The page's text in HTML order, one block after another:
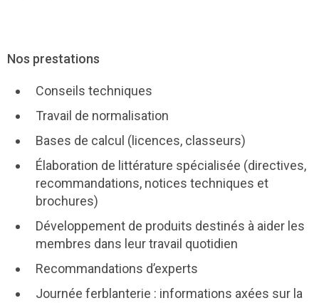
Nos prestations
Conseils techniques
Travail de normalisation
Bases de calcul (licences, classeurs)
Élaboration de littérature spécialisée (directives,
recommandations, notices techniques et
brochures)
Développement de produits destinés à aider les
membres dans leur travail quotidien
Recommandations d’experts
Journée ferblanterie : informations axées sur la